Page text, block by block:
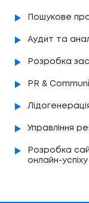
Пошукове
Аудит та
Розробка
PR &
Управління
Розробка
онлайн-успіху